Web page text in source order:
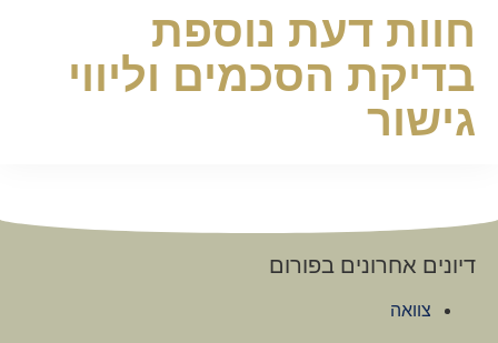
חוות דעת נוספת
בדיקת הסכמים וליווי
גישור
דיונים אחרונים בפורום
צוואה